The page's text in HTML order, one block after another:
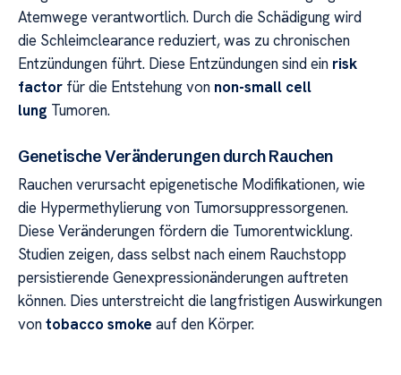
Atemwege verantwortlich. Durch die Schädigung wird
die Schleimclearance reduziert, was zu chronischen
Entzündungen führt. Diese Entzündungen sind ein risk
factor für die Entstehung von non-small cell
lung Tumoren.
Genetische Veränderungen durch Rauchen
Rauchen verursacht epigenetische Modifikationen, wie
die Hypermethylierung von Tumorsuppressorgenen.
Diese Veränderungen fördern die Tumorentwicklung.
Studien zeigen, dass selbst nach einem Rauchstopp
persistierende Genexpressionänderungen auftreten
können. Dies unterstreicht die langfristigen Auswirkungen
vontobacco smoke auf den Körper.